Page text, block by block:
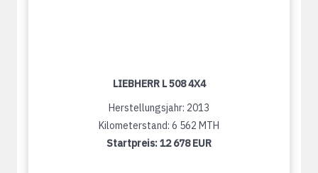
LIEBHERR L 508 4X4
Herstellungsjahr: 2013
Kilometerstand: 6 562 MTH
Startpreis:12 678 EUR